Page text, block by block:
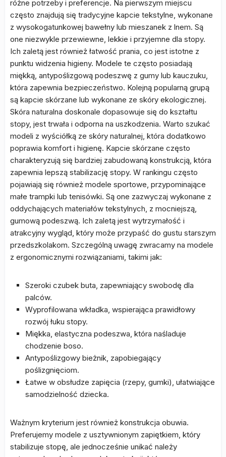
różne potrzeby i preferencje. Na pierwszym miejscu
często znajdują się tradycyjne kapcie tekstylne, wykonane
z wysokogatunkowej bawełny lub mieszanek z lnem. Są
one niezwykle przewiewne, lekkie i przyjemne dla stopy.
Ich zaletą jest również łatwość prania, co jest istotne z
punktu widzenia higieny. Modele te często posiadają
miękką, antypoślizgową podeszwę z gumy lub kauczuku,
która zapewnia bezpieczeństwo. Kolejną popularną grupą
są kapcie skórzane lub wykonane ze skóry ekologicznej.
Skóra naturalna doskonale dopasowuje się do kształtu
stopy, jest trwała i odporna na uszkodzenia. Warto szukać
modeli z wyściółką ze skóry naturalnej, która dodatkowo
poprawia komfort i higienę. Kapcie skórzane często
charakteryzują się bardziej zabudowaną konstrukcją, która
zapewnia lepszą stabilizację stopy. W rankingu często
pojawiają się również modele sportowe, przypominające
małe trampki lub tenisówki. Są one zazwyczaj wykonane z
oddychających materiałów tekstylnych, z mocniejszą,
gumową podeszwą. Ich zaletą jest wytrzymałość i
atrakcyjny wygląd, który może przypaść do gustu starszym
przedszkolakom. Szczególną uwagę zwracamy na modele
z ergonomicznymi rozwiązaniami, takimi jak:
Szeroki czubek buta, zapewniający swobodę dla
palców.
Wyprofilowana wkładka, wspierająca prawidłowy
rozwój łuku stopy.
Miękka, elastyczna podeszwa, która naśladuje
chodzenie boso.
Antypoślizgowy bieżnik, zapobiegający
poślizgnięciom.
Łatwe w obsłudze zapięcia (rzepy, gumki), ułatwiające
samodzielność dziecka.
Ważnym kryterium jest również konstrukcja obuwia.
Preferujemy modele z usztywnionym zapiętkiem, który
stabilizuje stopę, ale jednocześnie unikać należy